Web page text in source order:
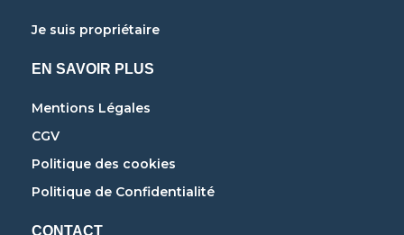
Je suis propriétaire
EN SAVOIR PLUS
Mentions Légales
CGV
Politique des cookies
Politique de Confidentialité
CONTACT